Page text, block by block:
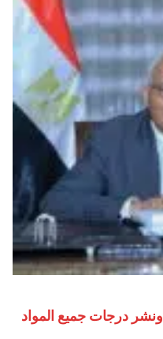
موعد نتيجة الثانوية العامة 2026 ونشر درجات جميع المواد